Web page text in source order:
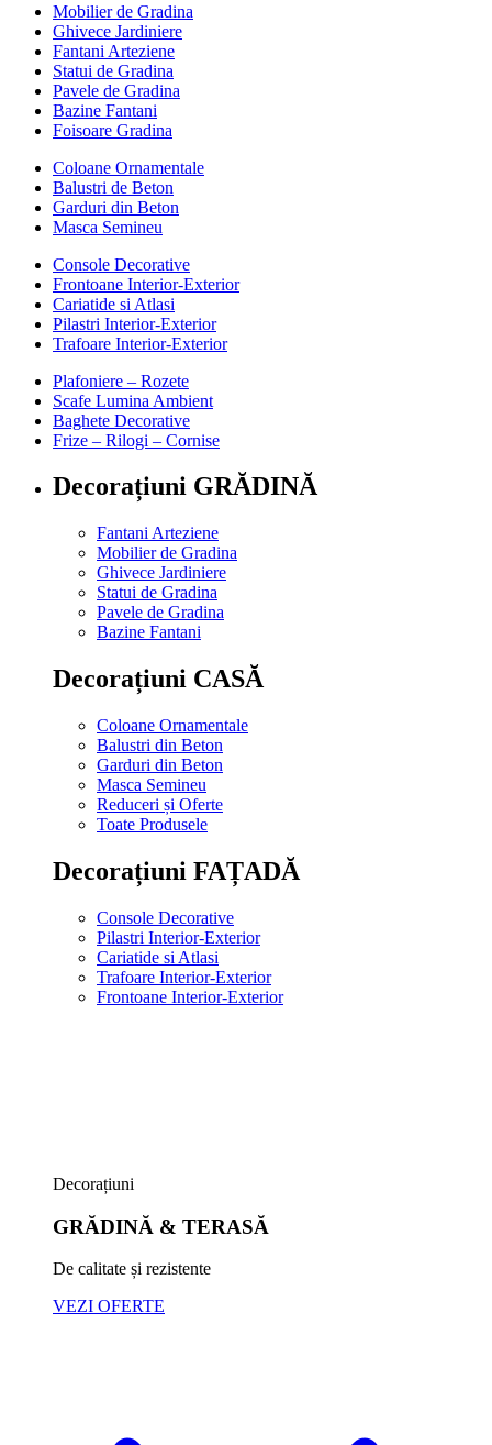
Mobilier de Gradina
Ghivece Jardiniere
Fantani Arteziene
Statui de Gradina
Pavele de Gradina
Bazine Fantani
Foisoare Gradina
Coloane Ornamentale
Balustri de Beton
Garduri din Beton
Masca Semineu
Console Decorative
Frontoane Interior-Exterior
Cariatide si Atlasi
Pilastri Interior-Exterior
Trafoare Interior-Exterior
Plafoniere – Rozete
Scafe Lumina Ambient
Baghete Decorative
Frize – Rilogi – Cornise
Decorațiuni GRĂDINĂ
Fantani Arteziene
Mobilier de Gradina
Ghivece Jardiniere
Statui de Gradina
Pavele de Gradina
Bazine Fantani
Decorațiuni CASĂ
Coloane Ornamentale
Balustri din Beton
Garduri din Beton
Masca Semineu
Reduceri și Oferte
Toate Produsele
Decorațiuni FAȚADĂ
Console Decorative
Pilastri Interior-Exterior
Cariatide si Atlasi
Trafoare Interior-Exterior
Frontoane Interior-Exterior
Decorațiuni
GRĂDINĂ & TERASĂ
De calitate și rezistente
VEZI OFERTE